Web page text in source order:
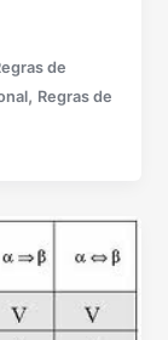
de
, Regras de